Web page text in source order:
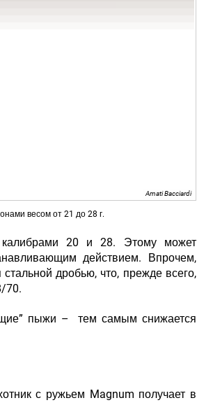
Amati Bacciardi
весом от 21 до 28 г.
калибрами 20 и 28. Этому может
действием. Впрочем,
стальной дробью, что, прежде всего,
70.
пыжи – тем самым снижается
с ружьем Magnum получает в